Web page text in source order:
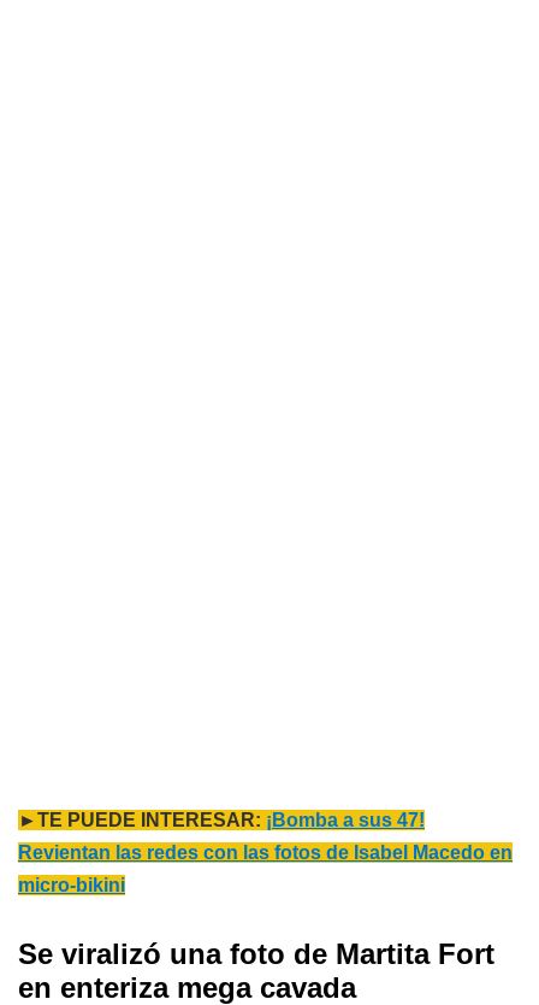
►TE PUEDE INTERESAR: ¡Bomba a sus 47!
Revientan las redes con las fotos de Isabel Macedo en
micro-bikini
Se viralizó una foto de Martita Fort
en enteriza mega cavada